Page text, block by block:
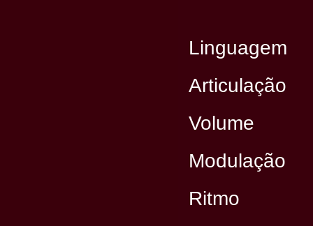
Linguagem
Articulação
Volume
Modulação
Ritmo